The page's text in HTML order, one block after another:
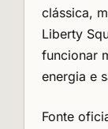
clássica,
Liberty
funcionar
energia e
Fonte